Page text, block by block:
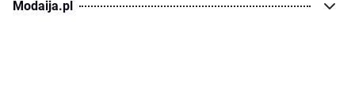
Modaija.pl